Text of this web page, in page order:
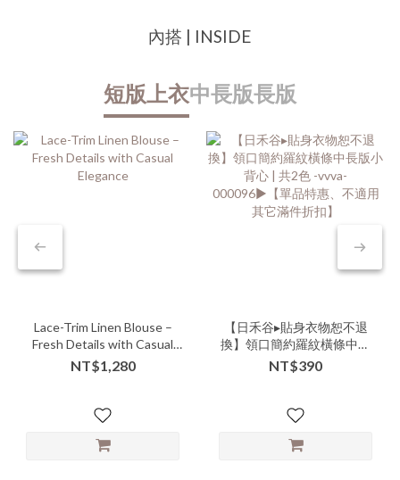
內搭 | INSIDE
短版上衣中長版長版
Lace-Trim Linen Blouse –
Fresh Details with Casual
Elegance
NT$1,280
【日禾谷▸貼身衣物恕不退
換】領口簡約羅紋橫條中長
版小背心 | 共2色 -vvva-
000096▶【單品特惠、不適
NT$390